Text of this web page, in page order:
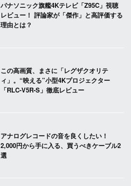
パナソニック旗艦4Kテレビ「Z95C」視聴
レビュー！ 評論家が「傑作」と高評価する
理由とは？
この高画質、まさに「レグザクオリテ
ィ」。“映える”小型4Kプロジェクター
「RLC-V5R-S」徹底レビュー
アナログレコードの音を良くしたい！
2,000円から手に入る、買うべきケーブル2
選